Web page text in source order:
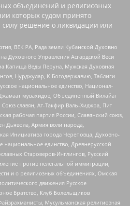
объединений и религиозных
которых судом принято
решение о ликвидации или
ВЕК РА, Рада земли Кубанской Духовно
Духовного Управления Асгардской Веси
Капища Веды Перуна, Мужская Духовная
Нурджулар, К Богодержавию, Таблиги
национальное единство, Национал-
мувахидов, Объединенный Вилайат
славян, Ат-Такфир Валь-Хиджра, Пит
рабочая партия России, Славянский союз,
Дьявола, Армия воли народа,
Инициатива города Череповца, Духовно-
национальное единство, Древнерусской
Староверов-Инглингов, Русский
против нелегальной иммиграции,
и о религиозных объединениях, Омская
движения Русское
Братство, Клуб Болельщиков
Мусульманская религиозная